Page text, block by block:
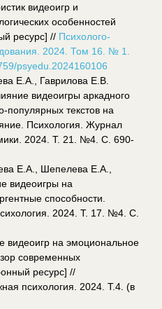
видеоигр и
особенностей
ресурс] // Психолого-
2024. Том 16. № 1.
psyedu.2024160106
Е.А., Гаврилова Е.В.
видеоигры аркадного
популярных текстов на
Психология. Журнал
2024. Т. 21. №4. С. 690-
Е.А., Шепелева Е.А.,
видеоигры на
способности.
2024. Т. 17. №4. С.
видеоигр на эмоциональное
современных
ресурс] //
психология. 2024. Т.4. (в